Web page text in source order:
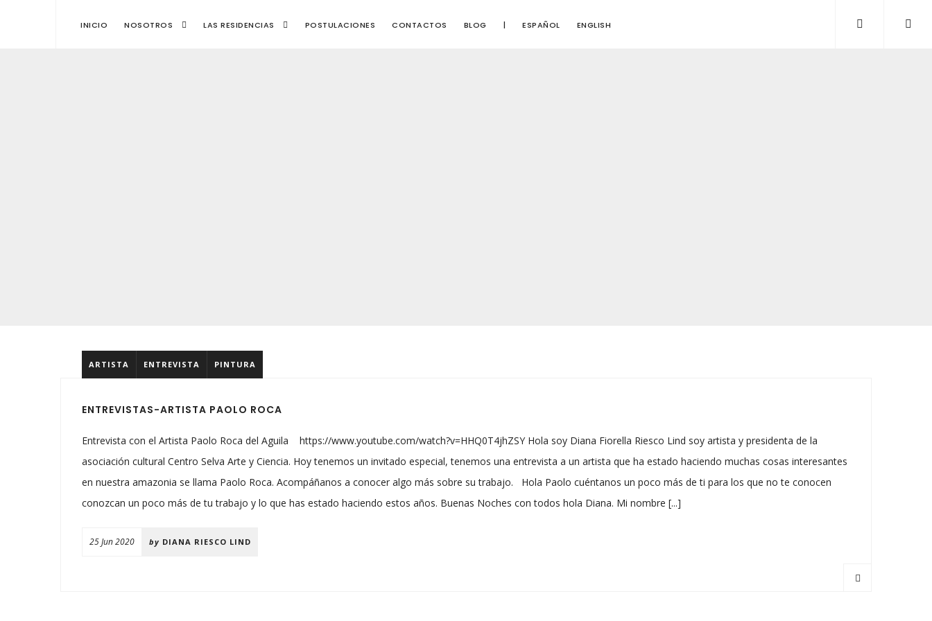
INICIO NOSOTROS LAS RESIDENCIAS POSTULACIONES CONTACTOS BLOG | ESPAÑOL ENGLISH
ARTISTA ENTREVISTA PINTURA
ENTREVISTAS-ARTISTA PAOLO ROCA
Entrevista con el Artista Paolo Roca del Aguila https://www.youtube.com/watch?v=HHQ0T4jhZSY Hola soy Diana Fiorella Riesco Lind soy artista y presidenta de la
asociación cultural Centro Selva Arte y Ciencia. Hoy tenemos un invitado especial, tenemos una entrevista a un artista que ha estado haciendo muchas cosas interesantes
en nuestra amazonia se llama Paolo Roca. Acompáñanos a conocer algo más sobre su trabajo. Hola Paolo cuéntanos un poco más de ti para los que no te conocen
conozcan un poco más de tu trabajo y lo que has estado haciendo estos años. Buenas Noches con todos hola Diana. Mi nombre [...]
25 Jun 2020 by DIANA RIESCO LIND